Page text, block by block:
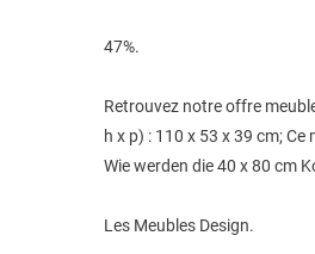
47%.
Retrouvez notre offre
h x p) : 110 x 53 x 39 cm;
Wie werden die 40 x 80 cm
Les Meubles Design.